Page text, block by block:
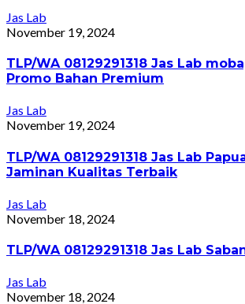
Jas Lab
November 19, 2024
TLP/WA 08129291318 Jas Lab
Promo Bahan Premium
Jas Lab
November 19, 2024
TLP/WA 08129291318 Jas Lab
Jaminan Kualitas Terbaik
Jas Lab
November 18, 2024
TLP/WA 08129291318 Jas Lab
Jas Lab
November 18, 2024